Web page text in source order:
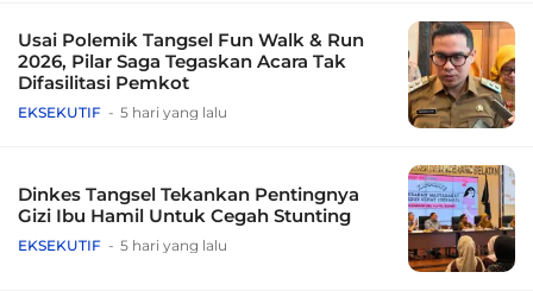
Usai Polemik Tangsel Fun Walk & Run
2026, Pilar Saga Tegaskan Acara Tak
Difasilitasi Pemkot
EKSEKUTIF 5 hari yang lalu
Dinkes Tangsel Tekankan Pentingnya
Gizi Ibu Hamil Untuk Cegah Stunting
EKSEKUTIF 5 hari yang lalu